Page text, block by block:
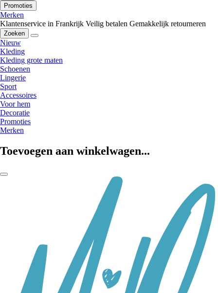
Promoties
Merken
Klantenservice in Frankrijk Veilig betalen Gemakkelijk retourneren
Zoeken
Nieuw
Kleding
Kleding grote maten
Schoenen
Lingerie
Sport
Accessoires
Voor hem
Decoratie
Promoties
Merken
Toevoegen aan winkelwagen...